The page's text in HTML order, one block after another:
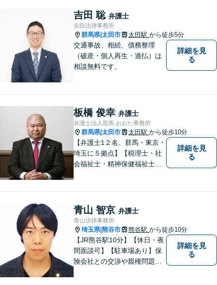
吉田 聡 弁護士
吉田法律事務所
群馬県|太田市 太田駅 から徒歩5分
交通事故、相続、債務整理
（破産・個人再生・過払）は
相談無料です。
詳細を見
る
板橋 俊幸 弁護士
弁護士法人龍馬 おおた事務所
群馬県|太田市 太田駅 から徒歩10分
【弁護士1２名、群馬・東京・
埼玉に５拠点】【税理士・社
会福祉士・精神保健福祉士が
能】
詳細を見
る
青山 智京 弁護士
青山法律事務所
埼玉県|熊谷市 熊谷駅 から徒歩10分
【JR熊谷駅10分】【休日・夜
間面談可】【駐車場あり】保
険会社との交渉や親権問題、
詳細を見
る